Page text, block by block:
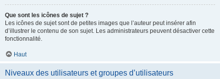
Que sont les icônes de sujet ?
Les icônes de sujet sont de petites images que l’auteur peut insérer afin
d’illustrer le contenu de son sujet. Les administrateurs peuvent désactiver cette
fonctionnalité.
Haut
Niveaux des utilisateurs et groupes d’utilisateurs